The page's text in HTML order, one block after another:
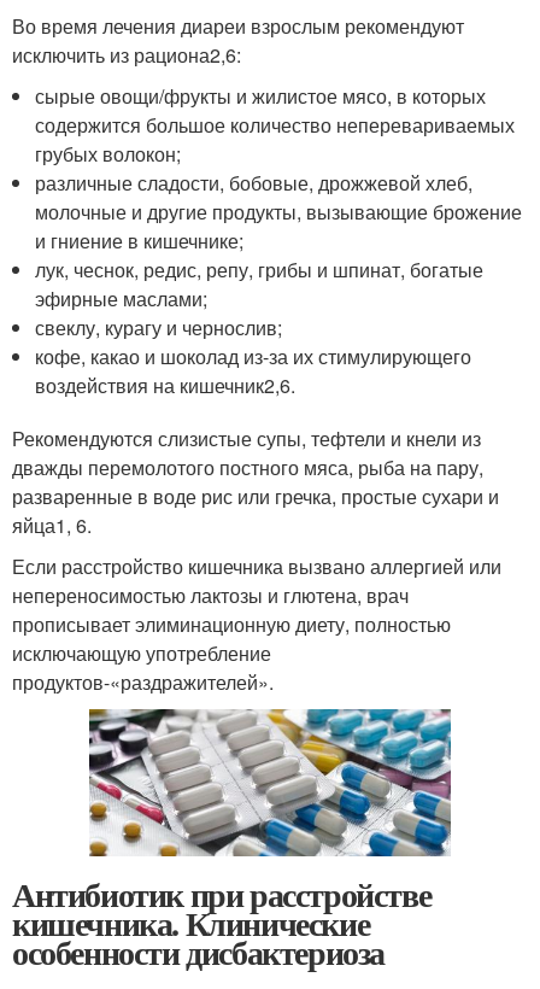
Во время лечения диареи взрослым рекомендуют
исключить из рациона2,6:
сырые овощи/фрукты и жилистое мясо, в которых
содержится большое количество неперевариваемых
грубых волокон;
различные сладости, бобовые, дрожжевой хлеб,
молочные и другие продукты, вызывающие брожение
и гниение в кишечнике;
лук, чеснок, редис, репу, грибы и шпинат, богатые
эфирные маслами;
свеклу, курагу и чернослив;
кофе, какао и шоколад из-за их стимулирующего
воздействия на кишечник2,6.
Рекомендуются слизистые супы, тефтели и кнели из
дважды перемолотого постного мяса, рыба на пару,
разваренные в воде рис или гречка, простые сухари и
яйца1, 6.
Если расстройство кишечника вызвано аллергией или
непереносимостью лактозы и глютена, врач
прописывает элиминационную диету, полностью
исключающую употребление
продуктов-«раздражителей».
Антибиотик при расстройстве
кишечника. Клинические
особенности дисбактериоза